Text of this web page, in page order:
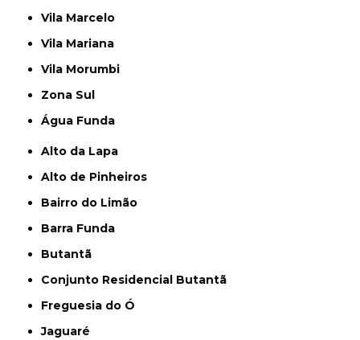
Vila Marcelo
Vila Mariana
Vila Morumbi
Zona Sul
Água Funda
Alto da Lapa
Alto de Pinheiros
Bairro do Limão
Barra Funda
Butantã
Conjunto Residencial Butantã
Freguesia do Ó
Jaguaré